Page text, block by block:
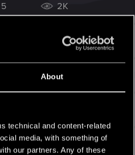
About
technical and content-related
media, with something of
our partners. Any of these
5 2K
966
748
1 1K